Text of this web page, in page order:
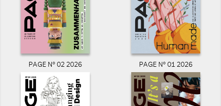
PAGE N° 02 2026 PAGE N° 01 2026